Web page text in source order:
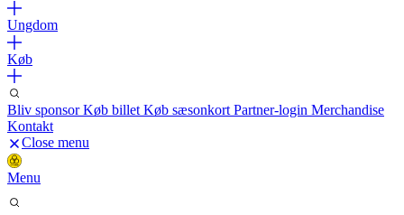
Ungdom
Køb
Bliv sponsorKøb billet Køb sæsonkort Partner-login Merchandise
Kontakt
Close menu
Menu